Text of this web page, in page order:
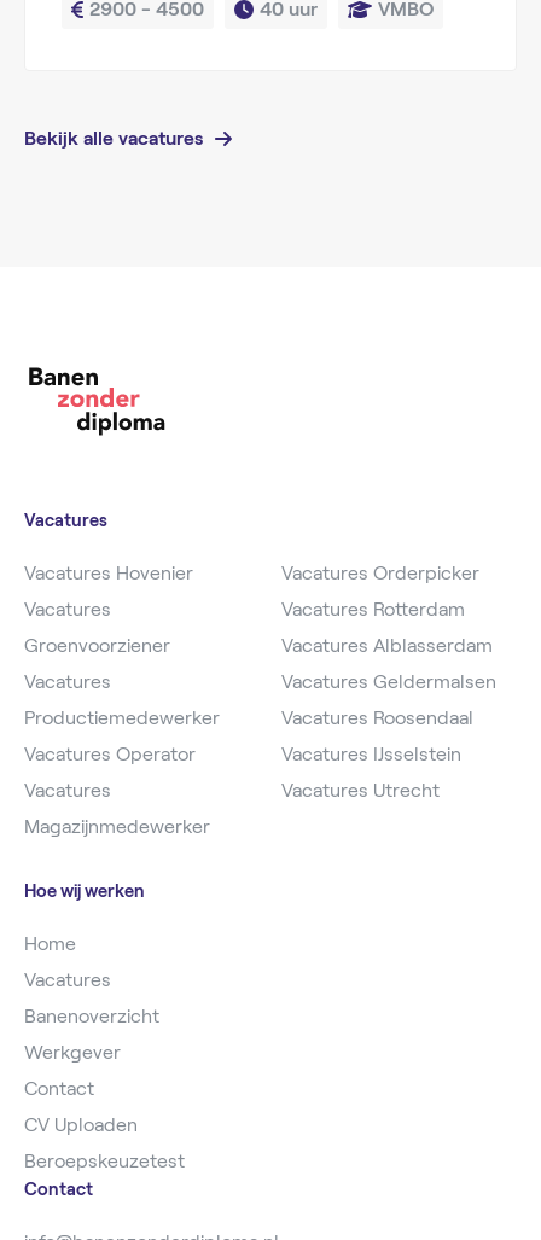
2900 - 4500 40 uur VMBO
Bekijk alle vacatures
Vacatures
Vacatures Hovenier
Vacatures
Groenvoorziener
Vacatures
Productiemedewerker
Vacatures Operator
Vacatures
Magazijnmedewerker
Vacatures Orderpicker
Vacatures Rotterdam
Vacatures Alblasserdam
Vacatures Geldermalsen
Vacatures Roosendaal
Vacatures IJsselstein
Vacatures Utrecht
Hoe wij werken
Home
Vacatures
Banenoverzicht
Werkgever
Contact
CV Uploaden
Beroepskeuzetest
Contact